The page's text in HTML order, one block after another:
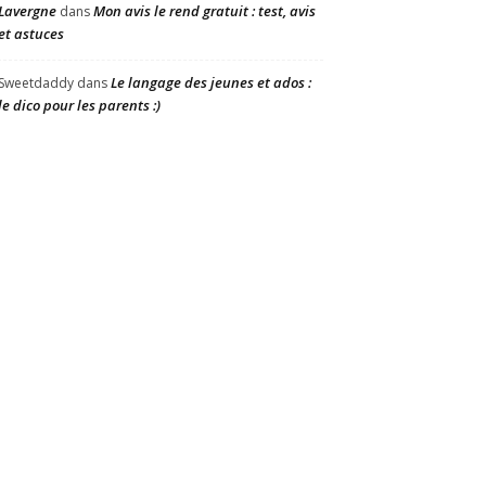
dansMon avis le rend gratuit : test, avis
astuces
dansLe langage des jeunes et ados :
dico pour les parents :)